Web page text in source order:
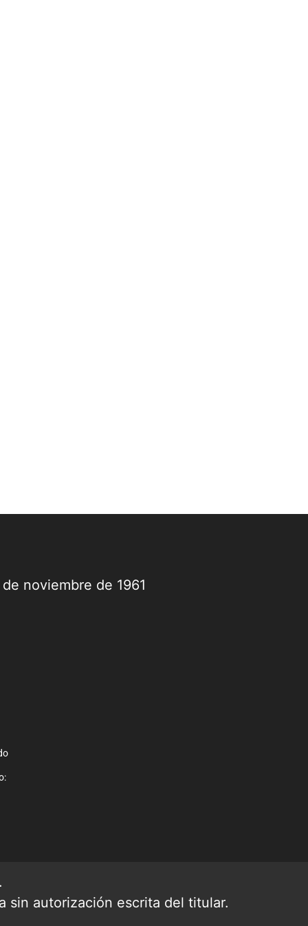
noviembre de 1961
sin autorización escrita del titular.